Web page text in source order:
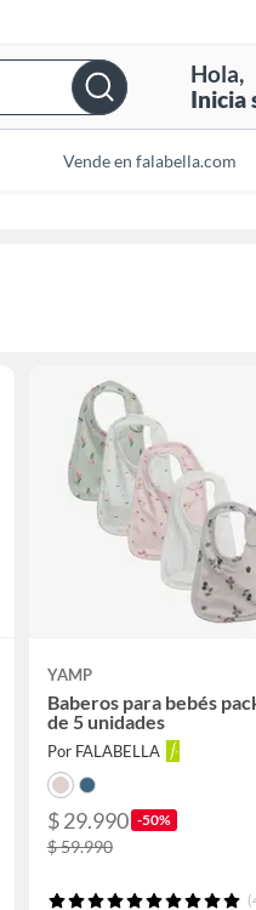
Hola,
Inicia
Vende en falabella.com
YAMP
Baberos para bebés
de 5 unidades
Por FALABELLA
$ 29.990 -50%
$ 59.990